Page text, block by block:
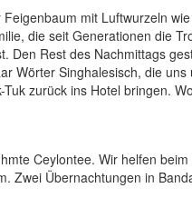
mit Luftwurzeln
die seit Generationen die
Den Rest des Nachmittags
Wörter Singhalesisch, die
zurück ins Hotel bringen.
Ceylontee. Wir helfen
Zwei Übernachtungen in